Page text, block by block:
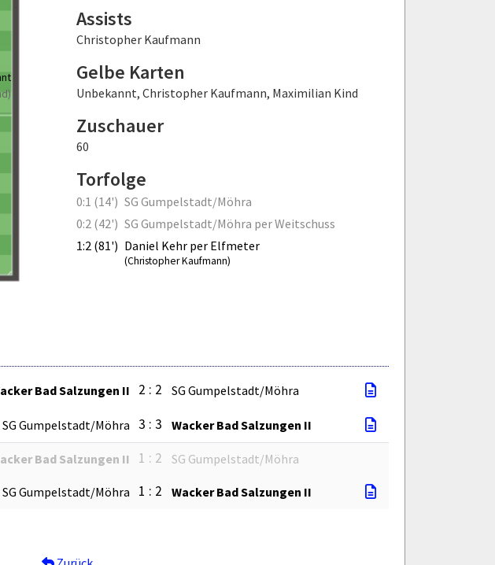
Assists
Christopher Kaufmann
Gelbe Karten
Unbekannt, Christopher Kaufmann, Maximilian Kind
Zuschauer
60
Torfolge
0:1 (14') SG Gumpelstadt/Möhra
0:2 (42') SG Gumpelstadt/Möhra per Weitschuss
1:2 (81') Daniel Kehr per Elfmeter
(Christopher Kaufmann)
Bad Salzungen II 2 : 2 SG Gumpelstadt/Möhra
SG Gumpelstadt/Möhra 3 : 3 Wacker Bad Salzungen II
Bad Salzungen II 1 : 2 SG Gumpelstadt/Möhra
SG Gumpelstadt/Möhra 1 : 2 Wacker Bad Salzungen II